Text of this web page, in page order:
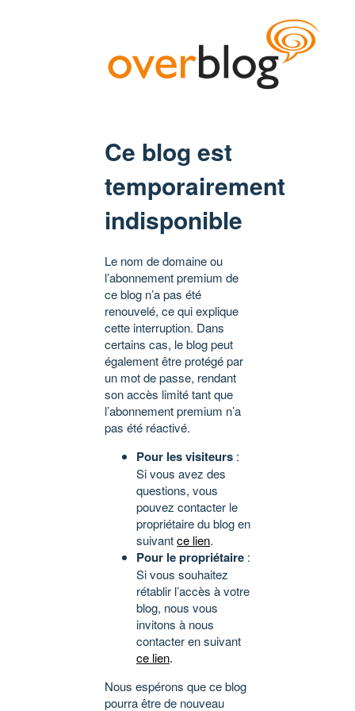
Ce blog est
temporairement
indisponible
Le nom de domaine ou
l’abonnement premium de
ce blog n’a pas été
renouvelé, ce qui explique
cette interruption. Dans
certains cas, le blog peut
également être protégé par
un mot de passe, rendant
son accès limité tant que
l’abonnement premium n’a
pas été réactivé.
Pour les visiteurs :
Si vous avez des
questions, vous
pouvez contacter le
propriétaire du blog en
suivantce lien.
Pour le propriétaire :
Si vous souhaitez
rétablir l’accès à votre
blog, nous vous
invitons à nous
contacter en suivant
ce lien.
Nous espérons que ce blog
pourra être de nouveau